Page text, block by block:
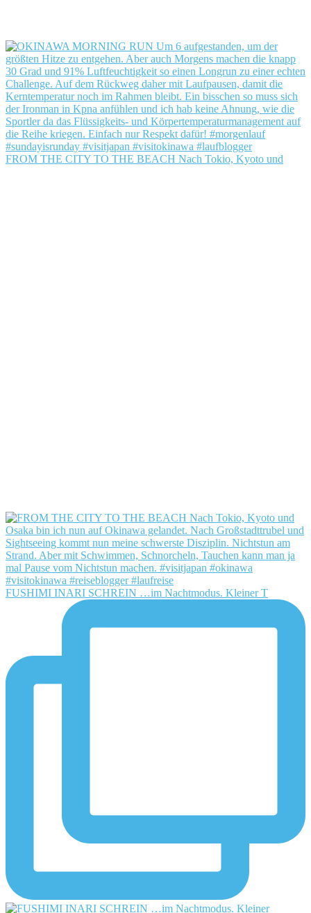
FROM THE CITY TO THE BEACH Nach Tokio, Kyoto und
FUSHIMI INARI SCHREIN …im Nachtmodus. Kleiner T